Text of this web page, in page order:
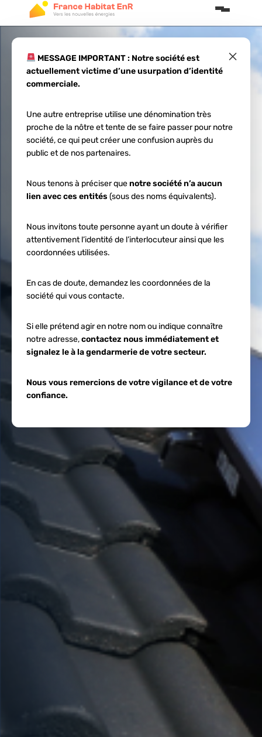
×
MESSAGE IMPORTANT : Notre société est
actuellement victime d’une usurpation d’identité
commerciale.
Une autre entreprise utilise une dénomination très
proche de la nôtre et tente de se faire passer pour notre
société, ce qui peut créer une confusion auprès du
public et de nos partenaires.
Nous tenons à préciser quenotre société n’a aucun
lien avec ces entités (sous des noms équivalents).
Nous invitons toute personne ayant un doute à vérifier
attentivement l’identité de l’interlocuteur ainsi que les
coordonnées utilisées.
En cas de doute, demandez les coordonnées de la
société qui vous contacte.
Si elle prétend agir en notre nom ou indique connaître
notre adresse,contactez nous immédiatement et
signalez le à la gendarmerie de votre secteur.
Nous vous remercions de votre vigilance et de votre
confiance.
Comment
entretenir ses
panneaux solaires
?